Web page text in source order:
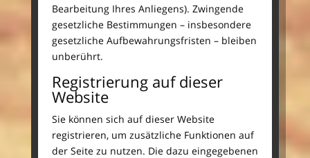
Bearbeitung Ihres Anliegens). Zwingende
gesetzliche Bestimmungen – insbesondere
gesetzliche Aufbewahrungsfristen – bleiben
unberührt.
Registrierung auf dieser
Website
Sie können sich auf dieser Website
registrieren, um zusätzliche Funktionen auf
der Seite zu nutzen. Die dazu eingegebenen